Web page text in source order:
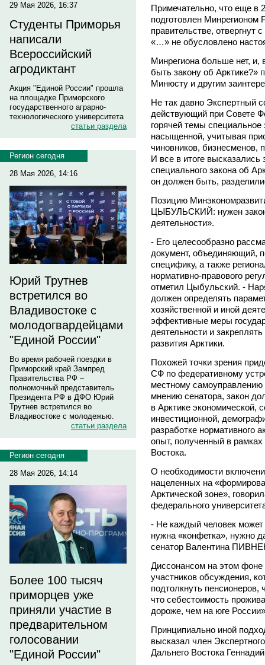
29 Мая 2026, 16:37
Студенты Приморья
написали
Всероссийский
агродиктант
Акция "Единой России" прошла
на площадке Приморского
государственного аграрно-
технологического университета
статьи раздела
Регион сегодня
28 Мая 2026, 14:16
Юрий Трутнев
встретился во
Владивостоке с
молодогвардейцами
"Единой России"
Во время рабочей поездки в
Приморский край Зампред
Правительства РФ –
полномочный представитель
Президента РФ в ДФО Юрий
Трутнев встретился во
Владивостоке с молодежью.
статьи раздела
Регион сегодня
28 Мая 2026, 14:14
Более 100 тысяч
приморцев уже
приняли участие в
предварительном
голосовании
"Единой России"
Примечательно, что еще в
подготовлен Минрегионом
правительстве, отвергнут
«…» не обусловлено
Минрегиона больше нет, и,
быть закону об Арктике?»
Минюсту и другим
Не так давно Экспертный
действующий при Совете
горячей темы
насыщенной, учитывая
чиновников, бизнесменов,
И все в итоге высказались
специального закона об
он должен быть,
Позицию
ЦЫБУЛЬСКИЙ: нужен
деятельности».
- Его целесообразно
документ, объединяющий,
специфику, а также
нормативно-правового
отметил Цыбульский. -
должен определять
хозяйственной и иной
эффективные меры
деятельности и
развития Арктики.
Похожей точки зрения
СФ по федеративному
местному
мнению сенатора, закон
в Арктике экономической,
инвестиционной,
разработке нормативного
опыт, полученный в
Востока.
О необходимости
нацеленных на
Арктической зоне»,
федерального
- Не каждый человек может
нужна «конфетка», нужно
сенатор Валентина
Диссонансом на этом фоне
участников обсуждения,
подтолкнуть
что себестоимость
дороже, чем на юге
Принципиально иной
высказал член
Дальнего Востока